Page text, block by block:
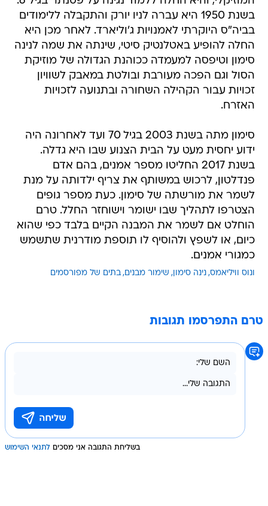
בשנת 1950 היא עברה לניו יורק והתקבלה ללימודים
בביה"ס היוקרתי לאמנויות ג'וליארד. לאחר מכן היא
החלה להופיע באטלנטיק סיטי, שינתה את שמה לנינה
סימון וטיפסה למעמדה ככוהנת הגדולה של מוזיקת
הסול וגם הפכה מעורבת ובולטת במאבק לשוויון
זכויות עבור הקהילה השחורה ובתנועה לזכויות
האזרח.
סימון מתה בשנת 2003 בגיל 70 ועד לאחרונה היה
ידוע יחסית מעט על הבית הצנוע שבו היא גדלה.
בשנת 2017 החליטו מספר אמנים, בהם אדם
פנדלטון, לרכוש במשותף את צריף ילדותה על מנת
לשמר את מורשתה של סימון. כעת מספר גופים
הצטרפו לתהליך שבו ישומר וישוחזר החלל. טרם
הוחלט אם לשמר את המבנה הקיים בלבד כפי שהוא
כיום, או לשפץ ולהוסיף לו תוספת מודרנית שתשמש
כמגורי אמנים.
ונוס וויליאמס נינה סימון שימור מבנים בתים של מפורסמים
טרם התפרסמו תגובות
בשליחת התגובה אני מסכים לתנאי השימוש